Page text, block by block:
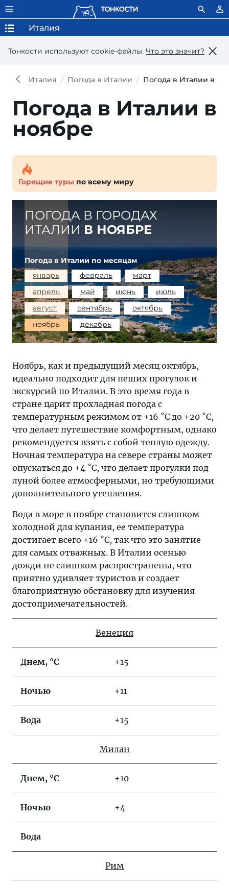
Тонкости используют сookie-файлы. Что это значит?
Италия
Италия Погода в Италии Погода в Италии в
Погода в Италии в
ноябре
Горящие туры по всему миру
ПОГОДА В ГОРОДАХ
ИТАЛИИ В НОЯБРЕ
Погода в Италии по месяцам
январь
февраль
март
апрель
май июнь
июль
август
сентябрь
октябрь
ноябрь
декабрь
Ноябрь, как и предыдущий месяц октябрь,
идеально подходит для пеших прогулок и
экскурсий по Италии. В это время года в
стране царит прохладная погода с
температурным режимом от +16 ˚C до +20 ˚C,
что делает путешествие комфортным, однако
рекомендуется взять с собой теплую одежду.
Ночная температура на севере страны может
опускаться до +4 ˚C, что делает прогулки под
луной более атмосферными, но требующими
дополнительного утепления.
Вода в море в ноябре становится слишком
холодной для купания, ее температура
достигает всего +16 ˚C, так что это занятие
для самых отважных. В Италии осенью
дожди не слишком распространены, что
приятно удивляет туристов и создает
благоприятную обстановку для изучения
достопримечательностей.
Венеция
Днем, °C +15
Ночью +11
Вода +15
Милан
Днем, °C +10
Ночью +4
Вода
Рим